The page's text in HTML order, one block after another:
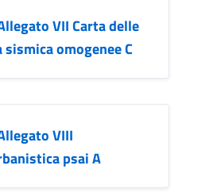
VII Carta delle
omogenee C
VIII
psai A